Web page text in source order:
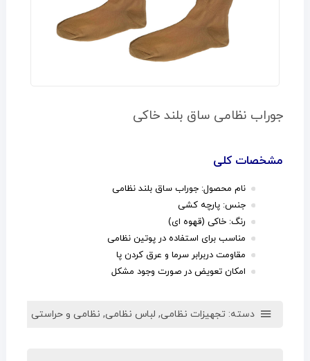
جوراب نظامی ساق بلند خاکی
مشخصات کلی
نام محصول: جوراب ساق بلند نظامی
جنس: پارچه کشی
رنگ: خاکی (قهوه ای)
مناسب برای استفاده در پوتین نظامی
مقاومت دربرابر سرما و عرق کردن پا
امکان تعویض در صورت وجود مشکل
دسته: تجهیزات نظامی, لباس نظامی, نظامی و حراستی